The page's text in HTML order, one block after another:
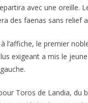
avec une oreille.
des faenas sans relief
l’affiche, le premier
exigeant a mis le
Toros de Landia, du